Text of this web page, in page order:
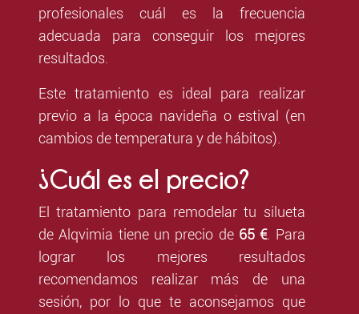
profesionales cuál es la frecuencia
adecuada para conseguir los mejores
resultados.
Este tratamiento es ideal para realizar
previo a la época navideña o estival (en
cambios de temperatura y de hábitos).
¿Cuál es el precio?
El tratamiento para remodelar tu silueta
de Alqvimia tiene un precio de65 €. Para
lograr los mejores resultados
recomendamos realizar más de una
sesión, por lo que te aconsejamos que